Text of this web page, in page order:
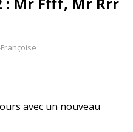
avec un nouveau